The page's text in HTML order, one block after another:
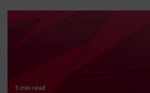
5 min read